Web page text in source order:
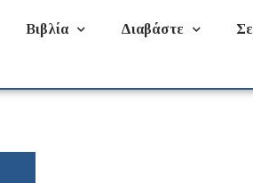
Βιβλία Διαβάστε